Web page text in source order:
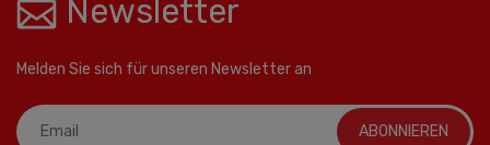
Newsletter
Melden Sie sich für unseren Newsletter an
ABONNIEREN